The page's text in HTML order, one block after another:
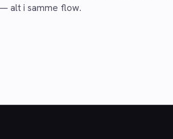
alt i samme flow.